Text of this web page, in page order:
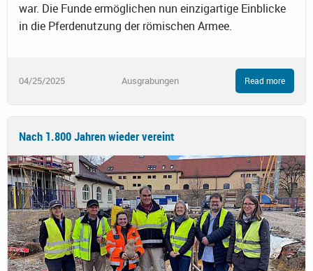
war. Die Funde ermöglichen nun einzigartige Einblicke
in die Pferdenutzung der römischen Armee.
04/25/2025 Ausgrabungen Read more
Nach 1.800 Jahren wieder vereint